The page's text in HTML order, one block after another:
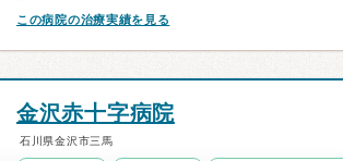
この病院の治療実績を見る
金沢赤十字病院
石川県金沢市三馬